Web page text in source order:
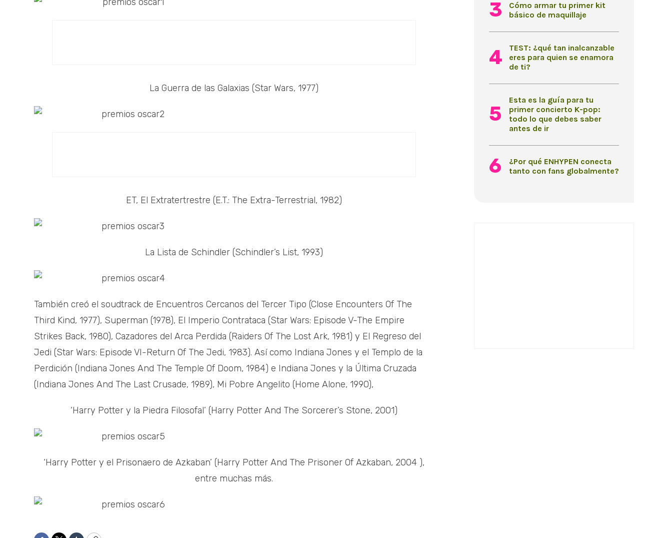
La Guerra de las Galaxias (Star Wars, 1977)
ET, El Extratertrestre (E.T.: The Extra-Terrestrial, 1982)
La Lista de Schindler (Schindler’s List, 1993)
También creó el soudtrack de Encuentros Cercanos del Tercer Tipo (Close Encounters Of The
Third Kind, 1977), Superman (1978), El Imperio Contrataca (Star Wars: Episode V-The Empire
Strikes Back, 1980), Cazadores del Arca Perdida (Raiders Of The Lost Ark, 1981) y El Regreso del
Jedi (Star Wars: Episode VI-Return Of The Jedi, 1983). Así como Indiana Jones y el Templo de la
Perdición (Indiana Jones And The Temple Of Doom, 1984) e Indiana Jones y la Última Cruzada
(Indiana Jones And The Last Crusade, 1989), Mi Pobre Angelito (Home Alone, 1990),
‘Harry Potter y la Piedra Filosofal’ (Harry Potter And The Sorcerer’s Stone, 2001)
‘Harry Potter y el Prisonaero de Azkaban’ (Harry Potter And The Prisoner Of Azkaban, 2004 ),
entre muchas más.
Cómo armar tu primer kit
básico de maquillaje
TEST: ¿qué tan inalcanzable
eres para quien se enamora
de ti?
Esta es la guía para tu
primer concierto K-pop:
todo lo que debes saber
antes de ir
¿Por qué ENHYPEN conecta
tanto con fans globalmente?